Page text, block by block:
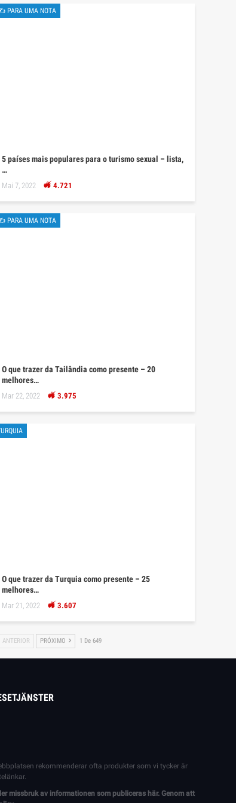
PARA UMA NOTA
5 países mais populares para o turismo sexual – lista,
…
Mai 7, 2022 4.721
PARA UMA NOTA
O que trazer da Tailândia como presente – 20
melhores…
Mar 22, 2022 3.975
O que trazer da Turquia como presente – 25
melhores…
Mar 21, 2022 3.607
ANTERIOR PRÓXIMO 1 De 649
rekommenderar ofta produkter som vi tycker är
missbruk av informationen som publiceras här. Genom att